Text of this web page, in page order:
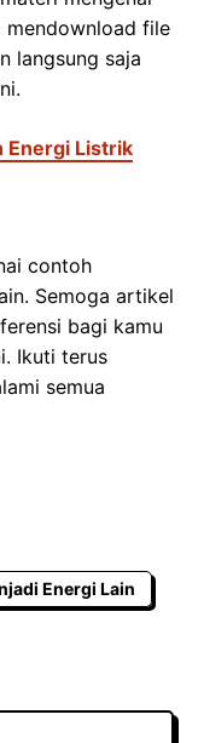
mendownload file
langsung saja
Energi Listrik
contoh
Semoga artikel
bagi kamu
Ikuti terus
semua
Energi Lain